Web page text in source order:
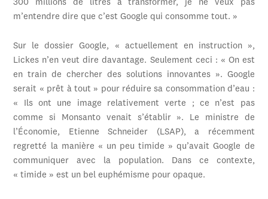
300 millions de litres à transformer, je ne veux pas
m’entendre dire que c’est Google qui consomme tout. »
Sur le dossier Google, « actuellement en instruction »,
Lickes n’en veut dire davantage. Seulement ceci : « On est
en train de chercher des solutions innovantes ». Google
serait « prêt à tout » pour réduire sa consommation d’eau :
« Ils ont une image relativement verte ; ce n’est pas
comme si Monsanto venait s’établir ». Le ministre de
l’Économie, Etienne Schneider (LSAP), a récemment
regretté la manière « un peu timide » qu’avait Google de
communiquer avec la population. Dans ce contexte,
« timide » est un bel euphémisme pour opaque.